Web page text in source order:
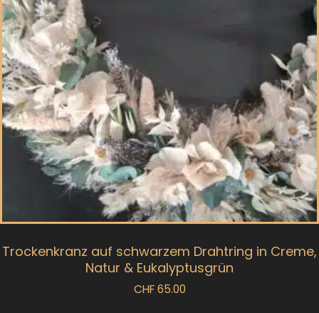
Trockenkranz auf schwarzem Drahtring in Creme,
Natur & Eukalyptusgrün
CHF65.00